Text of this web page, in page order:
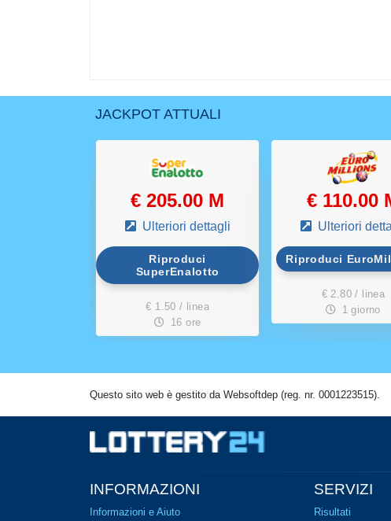
JACKPOT ATTUALI
€ 205.00 M
Ulteriori dettagli
Riproduci
SuperEnalotto
€ 1.50 / linea
16 ore
€ 110.00
Ulteriori
Riproduci
€ 2.80 / linea
1 giorno
Questo sito web è gestito da Websoftdep (reg. nr. 0001223515).
INFORMAZIONI
Informazioni e Aiuto
SERVIZI
Risultati